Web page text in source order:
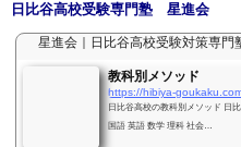
日比谷高校受験専門塾 星進会
星進会｜日比谷高校受験対策専門
教科別メソッド
https://hibiya-
日比谷高校の教科別メソッド 日
国語 英語 数学 理科 社会…